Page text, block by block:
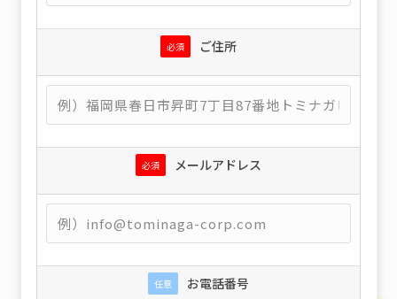
必須 ご住所
必須 メールアドレス
任意 お電話番号